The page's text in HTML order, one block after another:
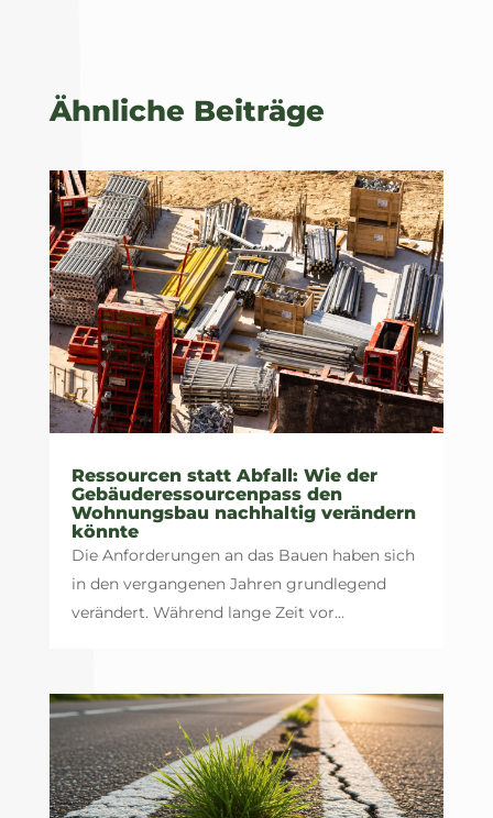
Ähnliche Beiträge
Ressourcen statt Abfall: Wie der
Gebäuderessourcenpass den
Wohnungsbau nachhaltig verändern
könnte
Die Anforderungen an das Bauen haben sich
in den vergangenen Jahren grundlegend
verändert. Während lange Zeit vor...